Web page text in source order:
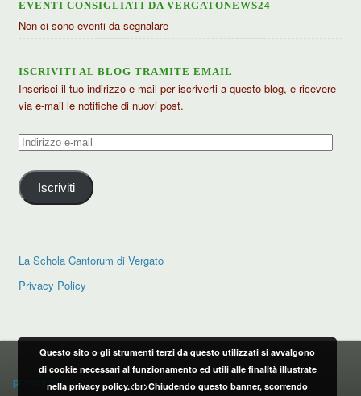
EVENTI CONSIGLIATI DA VERGATONEWS24
Non ci sono eventi da segnalare
ISCRIVITI AL BLOG TRAMITE EMAIL
Inserisci il tuo indirizzo e-mail per iscriverti a questo blog, e ricevere
via e-mail le notifiche di nuovi post.
Indirizzo
mail
Iscriviti
La Schola Cantorum di Vergato
Privacy Policy
PRIVACY POLICY
privacy policy
Questo sito o gli strumenti terzi da questo utilizzati si avvalgono
di cookie necessari al funzionamento ed utili alle finalità illustrate
nella privacy policy.<br>Chiudendo questo banner, scorrendo